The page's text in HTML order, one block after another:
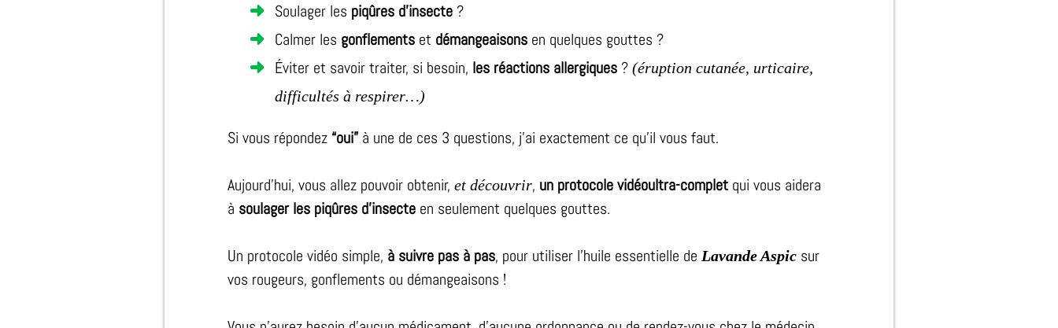
Soulager les piqûres d’insecte ?
Calmer les gonflements et démangeaisons en quelques gouttes ?
Éviter et savoir traiter, si besoin, les réactions allergiques ? (éruption cutanée, urticaire,
difficultés à respirer…)
Si vous répondez “oui”à une de ces 3 questions, j’ai exactement ce qu’il vous faut.
Aujourd’hui, vous allez pouvoir obtenir, et découvrir, un protocole vidéoultra-complet qui vous aidera
à soulager les piqûres d’insecte en seulement quelques gouttes.
Un protocole vidéo simple, à suivre pas à pas, pour utiliser l’huile essentielle de Lavande Aspic sur
vos rougeurs, gonflements ou démangeaisons !